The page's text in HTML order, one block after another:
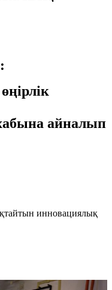
айналып
инновациялық